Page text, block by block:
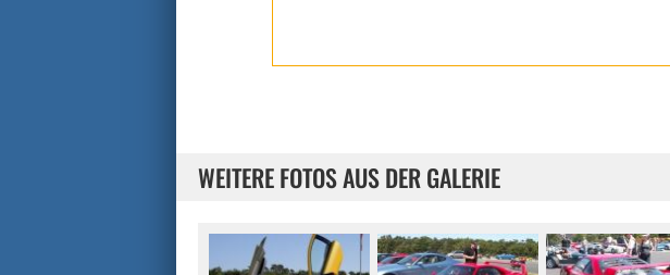
WEITERE FOTOS AUS DER GALERIE